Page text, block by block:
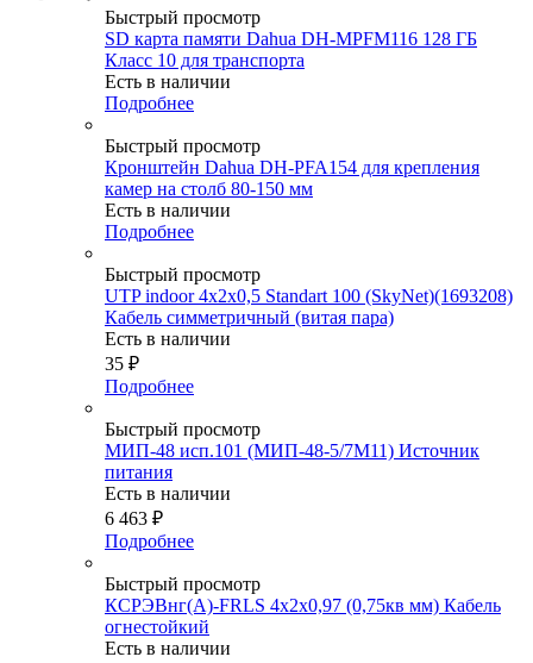
Быстрый просмотр
SD карта памяти Dahua DH-MPFM116 128 ГБ
Класс 10 для транспорта
Есть в наличии
Подробнее
Быстрый просмотр
Кронштейн Dahua DH-PFA154 для крепления
камер на столб 80-150 мм
Есть в наличии
Подробнее
Быстрый просмотр
UTP indoor 4x2x0,5 Standart 100 (SkyNet)(1693208)
Кабель симметричный (витая пара)
Есть в наличии
35 ₽
Подробнее
Быстрый просмотр
МИП-48 исп.101 (МИП-48-5/7М11) Источник
питания
Есть в наличии
6 463 ₽
Подробнее
Быстрый просмотр
КСРЭВнг(А)-FRLS 4х2х0,97 (0,75кв мм) Кабель
огнестойкий
Есть в наличии